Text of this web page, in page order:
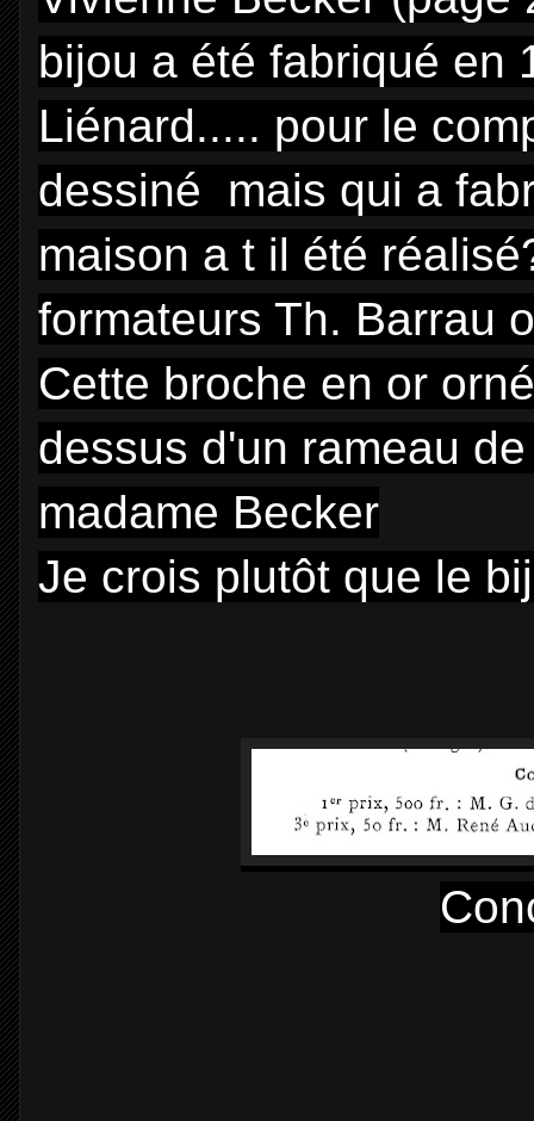
bijou a été fabriqué en
Liénard..... pour le
dessiné mais qui a
maison a t il été
formateurs Th. Barrau
Cette broche en or
dessus d'un rameau
madame Becker
Je crois plutôt que le